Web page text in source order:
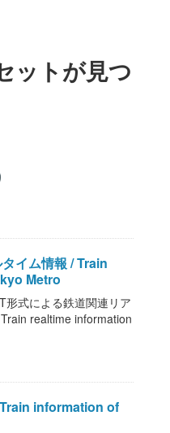
ットが見つ
イム情報 / Train
Metro
形式による鉄道関連リア
realtime information
information of